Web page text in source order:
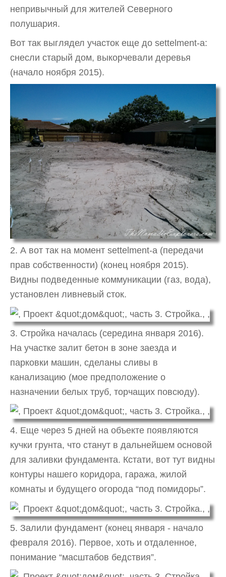
непривычный для жителей Северного
полушария.
Вот так выглядел участок еще до settelment-а:
снесли старый дом, выкорчевали деревья
(начало ноября 2015).
2. А вот так на момент settelment-а (передачи
прав собственности) (конец ноября 2015).
Видны подведенные коммуникации (газ, вода),
установлен ливневый сток.
3. Стройка началась (середина января 2016).
На участке залит бетон в зоне заезда и
парковки машин, сделаны сливы в
канализацию (мое предположение о
назначении белых труб, торчащих повсюду).
4. Еще через 5 дней на объекте появляются
кучки грунта, что станут в дальнейшем основой
для заливки фундамента. Кстати, вот тут видны
контуры нашего коридора, гаража, жилой
комнаты и будущего огорода “под помидоры”.
5. Залили фундамент (конец января - начало
февраля 2016). Первое, хоть и отдаленное,
понимание “масштабов бедствия”.